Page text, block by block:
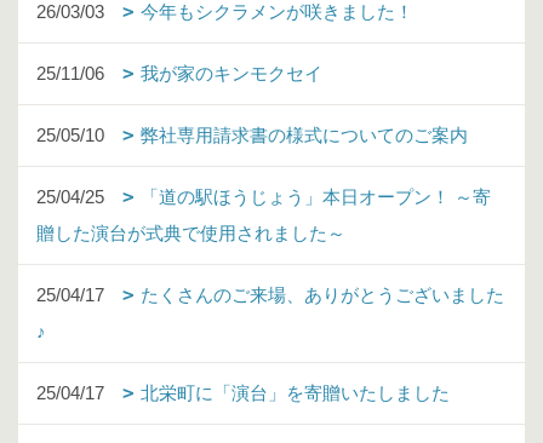
26/03/03 今年もシクラメンが咲きました！
25/11/06 我が家のキンモクセイ
25/05/10 弊社専用請求書の様式についてのご案内
25/04/25
「道の駅ほうじょう」本日オープン！ ～寄
贈した演台が式典で使用されました～
25/04/17
たくさんのご来場、ありがとうございました
♪
25/04/17 北栄町に「演台」を寄贈いたしました